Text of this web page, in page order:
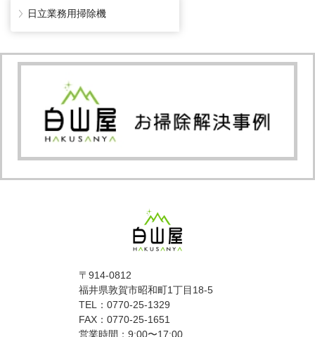
〒914-0812
福井県敦賀市昭和町1丁目18-5
TEL：0770-25-1329
FAX：0770-25-1651
営業時間：9:00〜17:00
日立業務用掃除機